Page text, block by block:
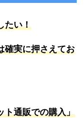
たい！
確実に押さえてお
ト通販での購入」